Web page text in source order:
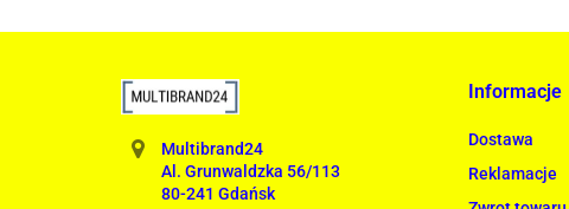
Multibrand24
Al. Grunwaldzka 56/113
80-241 Gdańsk
Informacje
Dostawa
Reklamacje